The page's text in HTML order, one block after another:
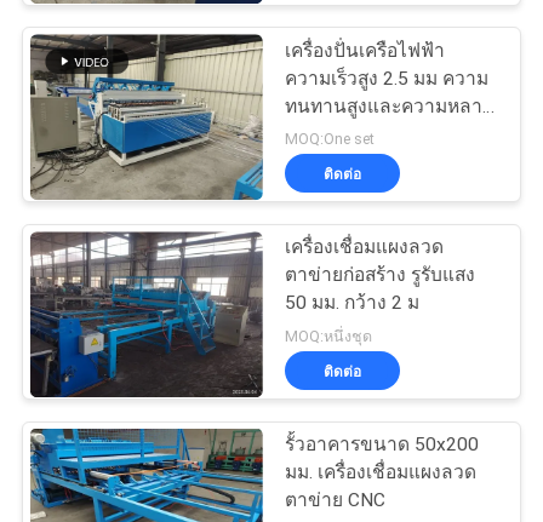
ม้วน
เครื่องตาข่ายลวด
เชื่อม
เครื่องเชื่อมตะแกรง
เครื่องปั่นเครือไฟฟ้า
ความเร็วสูง 2.5 มม ความ
ทนทานสูงและความหลาก
หลาย
MOQ:One set
ติดต่อ
เครื่องเชื่อมแผงลวด
ตาข่ายก่อสร้าง รูรับแสง
50 มม. กว้าง 2 ม
MOQ:หนึ่งชุด
ติดต่อ
รั้วอาคารขนาด 50x200
มม. เครื่องเชื่อมแผงลวด
ตาข่าย CNC